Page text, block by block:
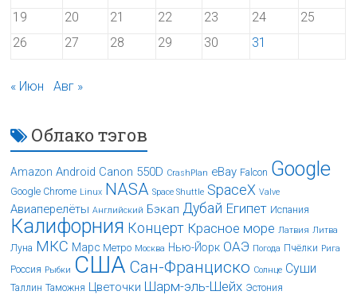
19
20 21 22 23 24
25
26
27 28 29 30 31
« Июн Авг »
Облако тэгов
Amazon Android Canon 550D CrashPlan eBay Falcon Google
Google Chrome Linux NASA Space Shuttle SpaceX Valve
Авиаперелёты Английский Бэкап Дубай Египет Испания
Калифорния Концерт Красное море Латвия Литва
Луна МКС Марс Метро Москва Нью-Йорк ОАЭ Погода Пчёлки Рига
Россия Рыбки США Сан-Франциско Солнце Суши
Таллин Таможня Цветочки Шарм-эль-Шейх Эстония